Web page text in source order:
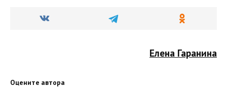
Елена Гаранина
Оцените автора